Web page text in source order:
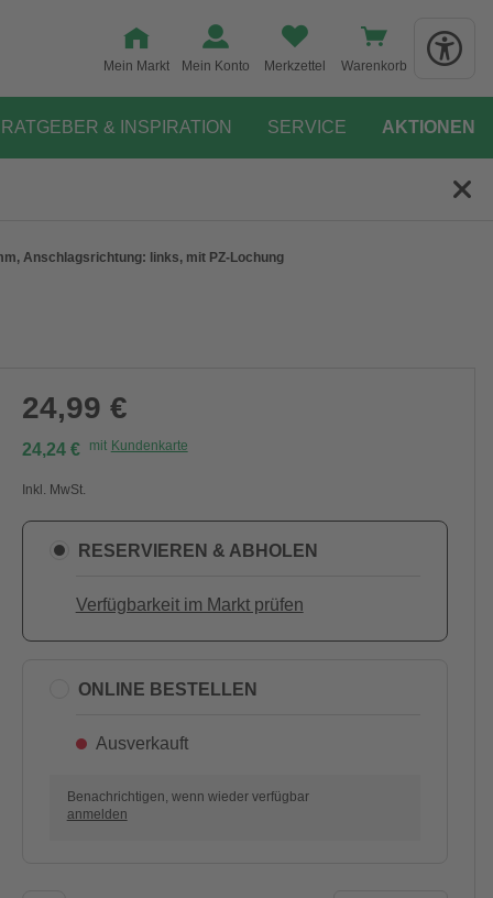
Mein Markt Mein Konto Merkzettel Warenkorb
RATGEBER & INSPIRATION SERVICE AKTIONEN
Anschlagsrichtung: links, mit PZ-Lochung
24,99 €
24,24 € mit Kundenkarte
Inkl. MwSt.
RESERVIEREN & ABHOLEN
Verfügbarkeit im Markt prüfen
ONLINE BESTELLEN
Ausverkauft
Benachrichtigen, wenn wieder verfügbar
anmelden